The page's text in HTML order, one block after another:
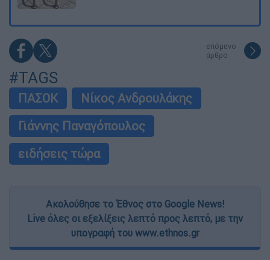
επόμενο
άρθρο
#TAGS
ΠΑΣΟΚ
Νίκος Ανδρουλάκης
Γιάννης Παναγόπουλος
ειδήσεις τώρα
Ακολούθησε το Έθνος στο Google News!
Live όλες οι εξελίξεις λεπτό προς λεπτό, με την
υπογραφή του www.ethnos.gr